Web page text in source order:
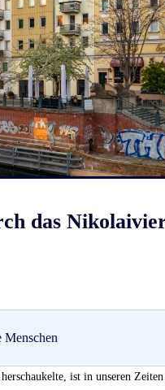
das
Menschen
ist in unseren